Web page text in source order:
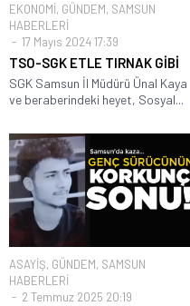
EKONOMİ, GÜNDEM, SAMSUN
HABERLERİ
17 Mayıs 2024 17:39
TSO-SGK ETLE TIRNAK GİBİ
SGK Samsun İl Müdürü Ünal Kaya
ve beraberindeki heyet, Sosyal...
ASAYİŞ, GÜNDEM, SAMSUN
HABERLERİ
2 Temmuz 2025 20:19